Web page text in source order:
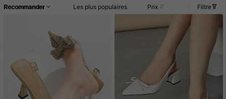
Recommander Les plus populaires Prix Filtre